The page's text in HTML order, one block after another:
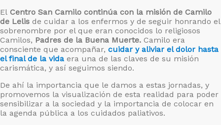
El Centro San Camilo continúa con la misión de Camilo
de Lelis de cuidar a los enfermos y de seguir honrando el
sobrenombre por el que eran conocidos lo religiosos
Camilos, Padres de la Buena Muerte. Camilo era
consciente que acompañar, cuidar y aliviar el dolor hasta
el final de la vida era una de las claves de su misión
carismática, y así seguimos siendo.
De ahí la importancia que le damos a estas jornadas, y
promovemos la visualización de esta realidad para poder
sensibilizar a la sociedad y la importancia de colocar en
la agenda pública a los cuidados paliativos.